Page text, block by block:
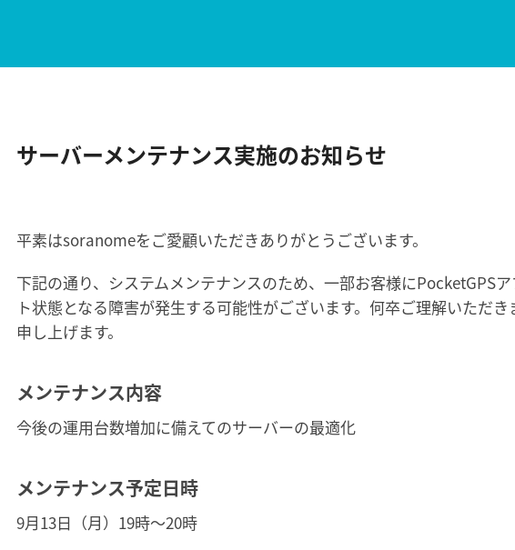
サーバーメンテナンス実施のお知らせ
平素はsoranomeをご愛顧いただきありがとうございます。
下記の通り、システムメンテナンスのため、一部お客様にPocketGPS
ト状態となる障害が発生する可能性がございます。何卒ご理解いただ
申し上げます。
メンテナンス内容
今後の運用台数増加に備えてのサーバーの最適化
メンテナンス予定日時
9月13日（月）19時～20時